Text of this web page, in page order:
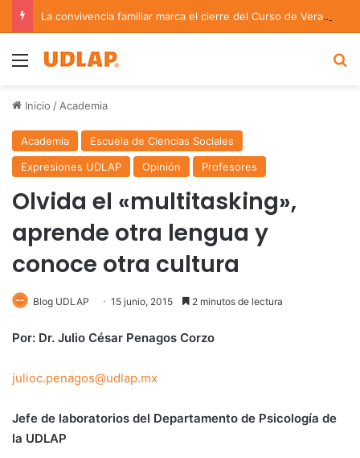
La convivencia familiar marca el cierre del Curso de Verano de Escuelas Aztecas
Menu
Inicio / Academia
Academia
Escuela de Ciencias Sociales
Expresiones UDLAP
Opinión Profesores
Olvida el «multitasking»,
aprende otra lengua y
conoce otra cultura
Blog UDLAP 15 junio, 2015 2 minutos de lectura
Por: Dr. Julio César Penagos Corzo
julioc.penagos@udlap.mx
Jefe de laboratorios del Departamento de Psicología de
la UDLAP